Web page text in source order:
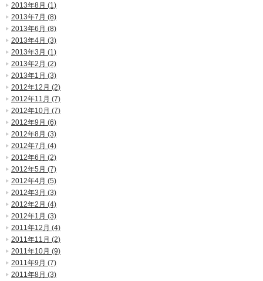
2013年8月 (1)
2013年7月 (8)
2013年6月 (8)
2013年4月 (3)
2013年3月 (1)
2013年2月 (2)
2013年1月 (3)
2012年12月 (2)
2012年11月 (7)
2012年10月 (7)
2012年9月 (6)
2012年8月 (3)
2012年7月 (4)
2012年6月 (2)
2012年5月 (7)
2012年4月 (5)
2012年3月 (3)
2012年2月 (4)
2012年1月 (3)
2011年12月 (4)
2011年11月 (2)
2011年10月 (9)
2011年9月 (7)
2011年8月 (3)